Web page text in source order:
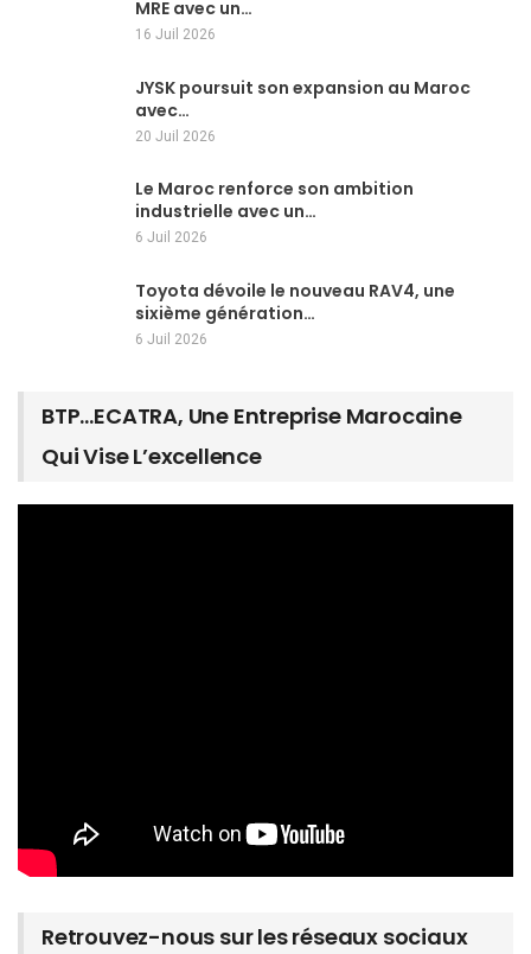
MRE avec un…
16 Juil 2026
JYSK poursuit son expansion au Maroc
avec…
20 Juil 2026
Le Maroc renforce son ambition
industrielle avec un…
6 Juil 2026
Toyota dévoile le nouveau RAV4, une
sixième génération…
6 Juil 2026
BTP…ECATRA, Une Entreprise Marocaine
Qui Vise L’excellence
Retrouvez-nous sur les réseaux sociaux